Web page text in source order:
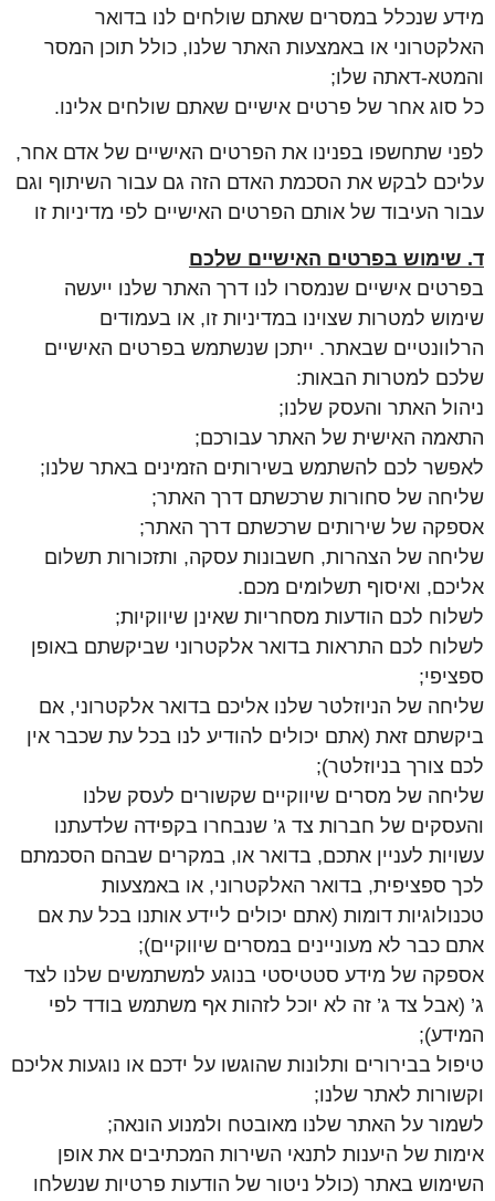
מידע שנכלל במסרים שאתם שולחים לנו בדואר
האלקטרוני או באמצעות האתר שלנו, כולל תוכן המסר
והמטא-דאתה שלו;
כל סוג אחר של פרטים אישיים שאתם שולחים אלינו.
לפני שתחשפו בפנינו את הפרטים האישיים של אדם אחר,
עליכם לבקש את הסכמת האדם הזה גם עבור השיתוף וגם
עבור העיבוד של אותם הפרטים האישיים לפי מדיניות זו
ד. שימוש בפרטים האישיים שלכם
בפרטים אישיים שנמסרו לנו דרך האתר שלנו ייעשה
שימוש למטרות שצוינו במדיניות זו, או בעמודים
הרלוונטיים שבאתר. ייתכן שנשתמש בפרטים האישיים
שלכם למטרות הבאות:
ניהול האתר והעסק שלנו;
התאמה האישית של האתר עבורכם;
לאפשר לכם להשתמש בשירותים הזמינים באתר שלנו;
שליחה של סחורות שרכשתם דרך האתר;
אספקה של שירותים שרכשתם דרך האתר;
שליחה של הצהרות, חשבונות עסקה, ותזכורות תשלום
אליכם, ואיסוף תשלומים מכם.
לשלוח לכם הודעות מסחריות שאינן שיווקיות;
לשלוח לכם התראות בדואר אלקטרוני שביקשתם באופן
ספציפי;
שליחה של הניוזלטר שלנו אליכם בדואר אלקטרוני, אם
ביקשתם זאת (אתם יכולים להודיע לנו בכל עת שכבר אין
לכם צורך בניוזלטר);
שליחה של מסרים שיווקיים שקשורים לעסק שלנו
והעסקים של חברות צד ג’ שנבחרו בקפידה שלדעתנו
עשויות לעניין אתכם, בדואר או, במקרים שבהם הסכמתם
לכך ספציפית, בדואר האלקטרוני, או באמצעות
טכנולוגיות דומות (אתם יכולים ליידע אותנו בכל עת אם
אתם כבר לא מעוניינים במסרים שיווקיים);
אספקה של מידע סטטיסטי בנוגע למשתמשים שלנו לצד
ג’ (אבל צד ג’ זה לא יוכל לזהות אף משתמש בודד לפי
המידע);
טיפול בבירורים ותלונות שהוגשו על ידכם או נוגעות אליכם
וקשורות לאתר שלנו;
לשמור על האתר שלנו מאובטח ולמנוע הונאה;
אימות של היענות לתנאי השירות המכתיבים את אופן
השימוש באתר (כולל ניטור של הודעות פרטיות שנשלחו